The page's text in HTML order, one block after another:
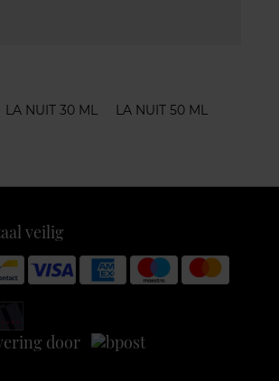
LA NUIT 30 ML
LA NUIT 50 ML
veilig
door